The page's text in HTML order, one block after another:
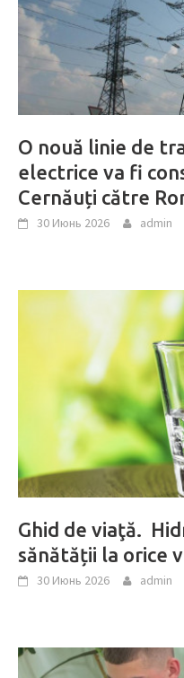
O nouă linie de
electrice va fi
Cernăuți către
30 Июнь 2026 admin
Ghid de viaţă.
sănătății la orice
30 Июнь 2026 admin